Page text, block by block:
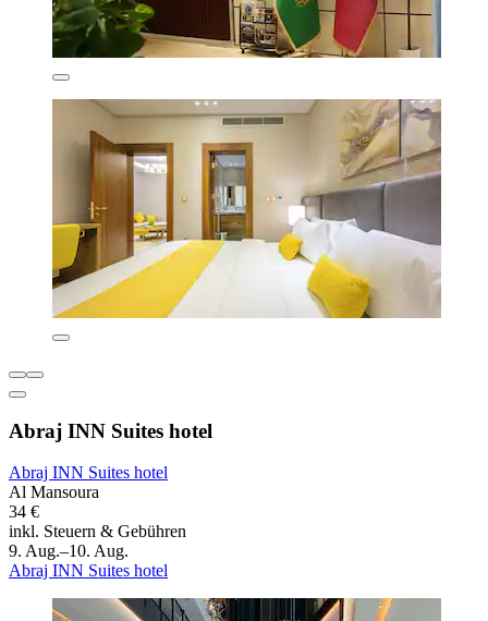
Abraj INN Suites hotel
Abraj INN Suites hotel
Al Mansoura
34 €
inkl. Steuern & Gebühren
9. Aug.–10. Aug.
Abraj INN Suites hotel